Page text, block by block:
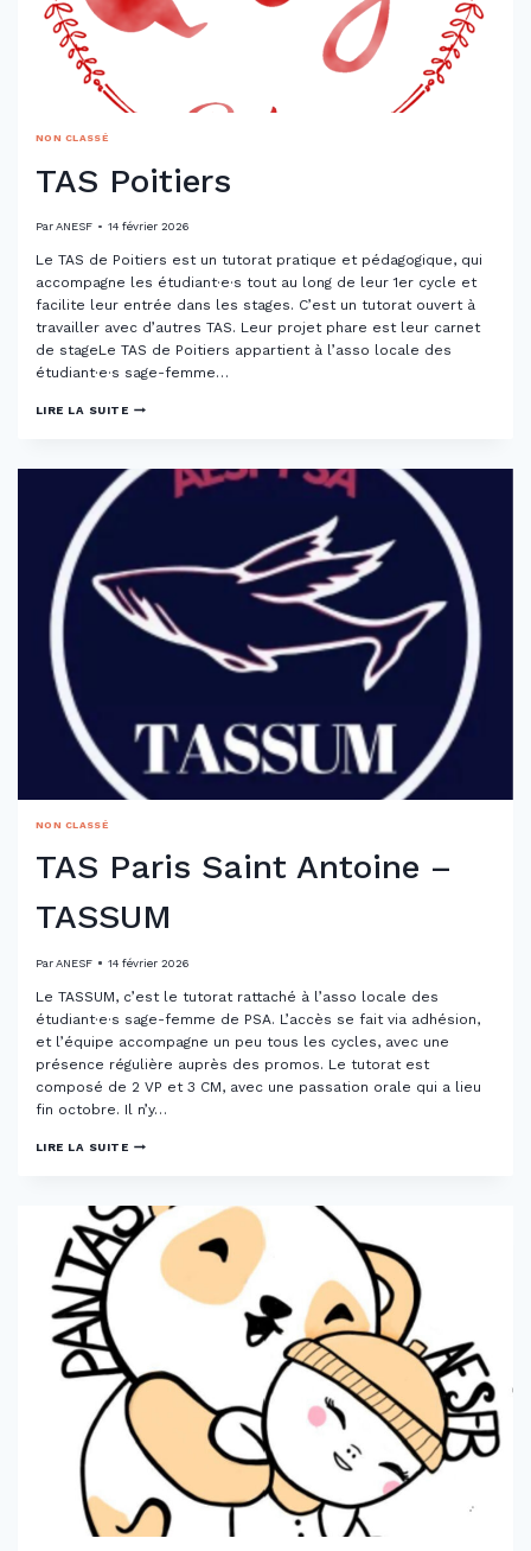
NON CLASSÉ
TAS Poitiers
ParANESF 14 février 2026
Le TAS de Poitiers est un tutorat pratique et pédagogique, qui
accompagne les étudiant·e·s tout au long de leur 1er cycle et
facilite leur entrée dans les stages. C’est un tutorat ouvert à
travailler avec d’autres TAS. Leur projet phare est leur carnet
de stageLe TAS de Poitiers appartient à l’asso locale des
étudiant·e·s sage-femme…
LIRE LA SUITETAS
NON CLASSÉ
TAS Paris Saint Antoine –
TASSUM
ParANESF 14 février 2026
Le TASSUM, c’est le tutorat rattaché à l’asso locale des
étudiant·e·s sage-femme de PSA. L’accès se fait via adhésion,
et l’équipe accompagne un peu tous les cycles, avec une
présence régulière auprès des promos. Le tutorat est
composé de 2 VP et 3 CM, avec une passation orale qui a lieu
fin octobre. Il n’y…
LIRE LA SUITETAS
–
TASSUM